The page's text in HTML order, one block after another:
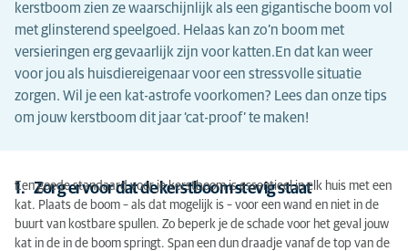
kerstboom zien ze waarschijnlijk als een gigantische boom vol
met glinsterend speelgoed. Helaas kan zo’n boom met
versieringen erg gevaarlijk zijn voor katten.En dat kan weer
voor jou als huisdiereigenaar voor een stressvolle situatie
zorgen. Wil je een kat-astrofe voorkomen? Lees dan onze tips
om jouw kerstboom dit jaar ‘cat-proof’ te maken!
1. Zorg ervoor dat de kerstboom stevig staat
Een goede standaard voor je kerstboom is essentieel in elk huis met een
kat. Plaats de boom – als dat mogelijk is – voor een wand en niet in de
buurt van kostbare spullen. Zo beperk je de schade voor het geval jouw
kat in de in de boom springt. Span een dun draadje vanaf de top van de